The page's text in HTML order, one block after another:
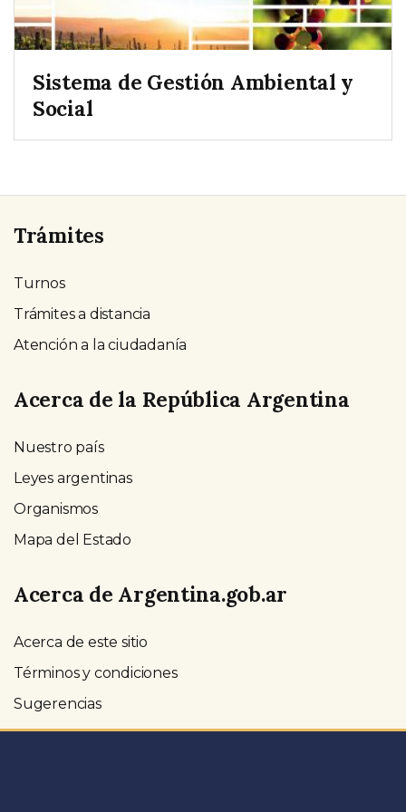
Sistema de Gestión Ambiental y
Social
Trámites
Turnos
Trámites a distancia
Atención a la ciudadanía
Acerca de la República Argentina
Nuestro país
Leyes argentinas
Organismos
Mapa del Estado
Acerca de Argentina.gob.ar
Acerca de este sitio
Términos y condiciones
Sugerencias